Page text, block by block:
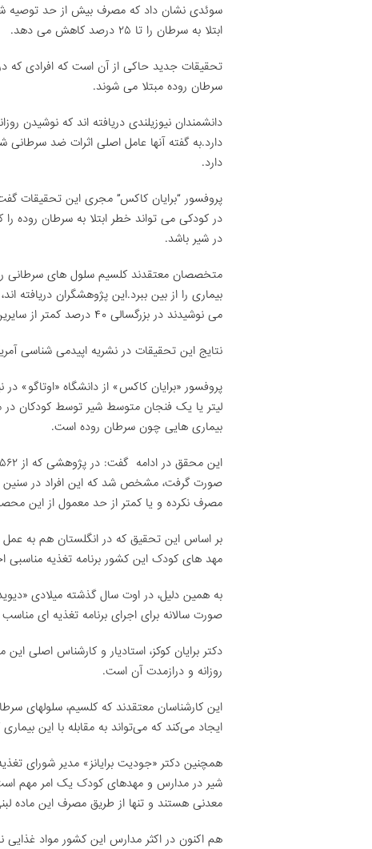
سوئدی نشان داد که مصرف بیش از حد توصیه
ابتلا به سرطان را تا ۲۵ درصد کاهش می دهد.
سرطان روده مبتلا می شوند.
دانشمندان نیوزیلندی دریافته اند که نوشیدن
دارد.به گفته آنها عامل اصلی اثرات ضد
دارد.
پروفسور “برایان کاکس” مجری این تحقیقات
در کودکی می تواند خطر ابتلا به سرطان روده
در شیر باشد.
متخصصان معتقدند کلسیم سلول های سرطانی
بیماری را از بین ببرد.این پژوهشگران
می نوشیدند در بزرگسالی ۴۰ درصد کمتر از سایرین به سرطان مبتلا شدند.
نتایج این تحقیقات در نشریه اپیدمی شناسی
پروفسور «برایان کاکس» از دانشگاه «اوتاگو»
لیتر یا یک فنجان متوسط شیر توسط کودکان در
بیماری هایی چون سرطان روده است.
صورت گرفت، مشخص شد که این افراد در سنین
مصرف نکرده و یا کمتر از حد معمول از این
بر اساس این تحقیق که در انگلستان هم به
مهد های کودک این کشور برنامه تغذیه مناسبی
صورت سالانه برای اجرای برنامه تغذیه ای مناسب
دکتر برایان کوکز، استادیار و کارشناس اصلی
روزانه و درازمدت آن است.
این کارشناسان معتقدند که کلسیم، سلولهای
ایجاد می‌کند که می‌تواند به مقابله با این
همچنین دکتر «جودیت برایانز» مدیر شورای
شیر در مدارس و مهدهای کودک یک امر مهم
معدنی هستند و تنها از طریق مصرف این ماده
هم اکنون در اکثر مدارس این کشور مواد